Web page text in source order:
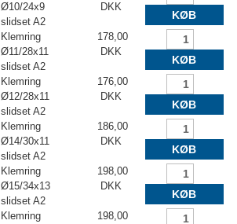
Ø10/24x9
slidset A2
DKK
KØB
Klemring
Ø11/28x11
slidset A2
178,00
DKK
KØB
Klemring
Ø12/28x11
slidset A2
176,00
DKK
KØB
Klemring
Ø14/30x11
slidset A2
186,00
DKK
KØB
Klemring
Ø15/34x13
slidset A2
198,00
DKK
KØB
Klemring
198,00